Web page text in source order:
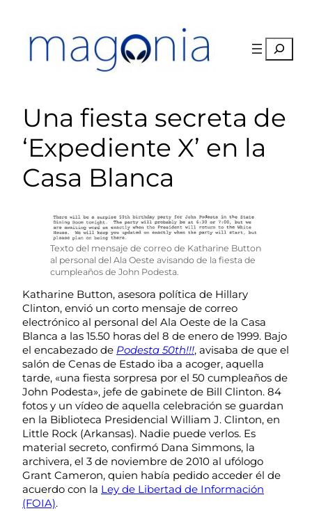
contenido
Buscar
Una fiesta secreta de
‘Expediente X’ en la
Casa Blanca
Texto del mensaje de correo de Katharine Button
al personal del Ala Oeste avisando de la fiesta de
cumpleaños de John Podesta.
Katharine Button, asesora política de Hillary
Clinton, envió un corto mensaje de correo
electrónico al personal del Ala Oeste de la Casa
Blanca a las 15.50 horas del 8 de enero de 1999. Bajo
el encabezado de Podesta 50th!!!, avisaba de que el
salón de Cenas de Estado iba a acoger, aquella
tarde, «una fiesta sorpresa por el 50 cumpleaños de
John Podesta», jefe de gabinete de Bill Clinton. 84
fotos y un vídeo de aquella celebración se guardan
en la Biblioteca Presidencial William J. Clinton, en
Little Rock (Arkansas). Nadie puede verlos. Es
material secreto, confirmó Dana Simmons, la
archivera, el 3 de noviembre de 2010 al ufólogo
Grant Cameron, quien había pedido acceder él de
acuerdo con la Ley de Libertad de Información
(FOIA).